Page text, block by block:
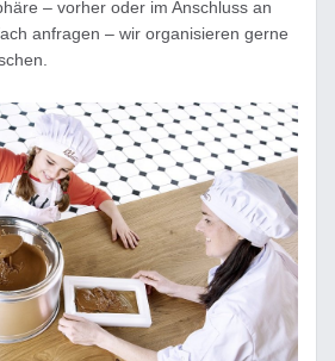
– vorher oder im Anschluss an
anfragen – wir organisieren gerne